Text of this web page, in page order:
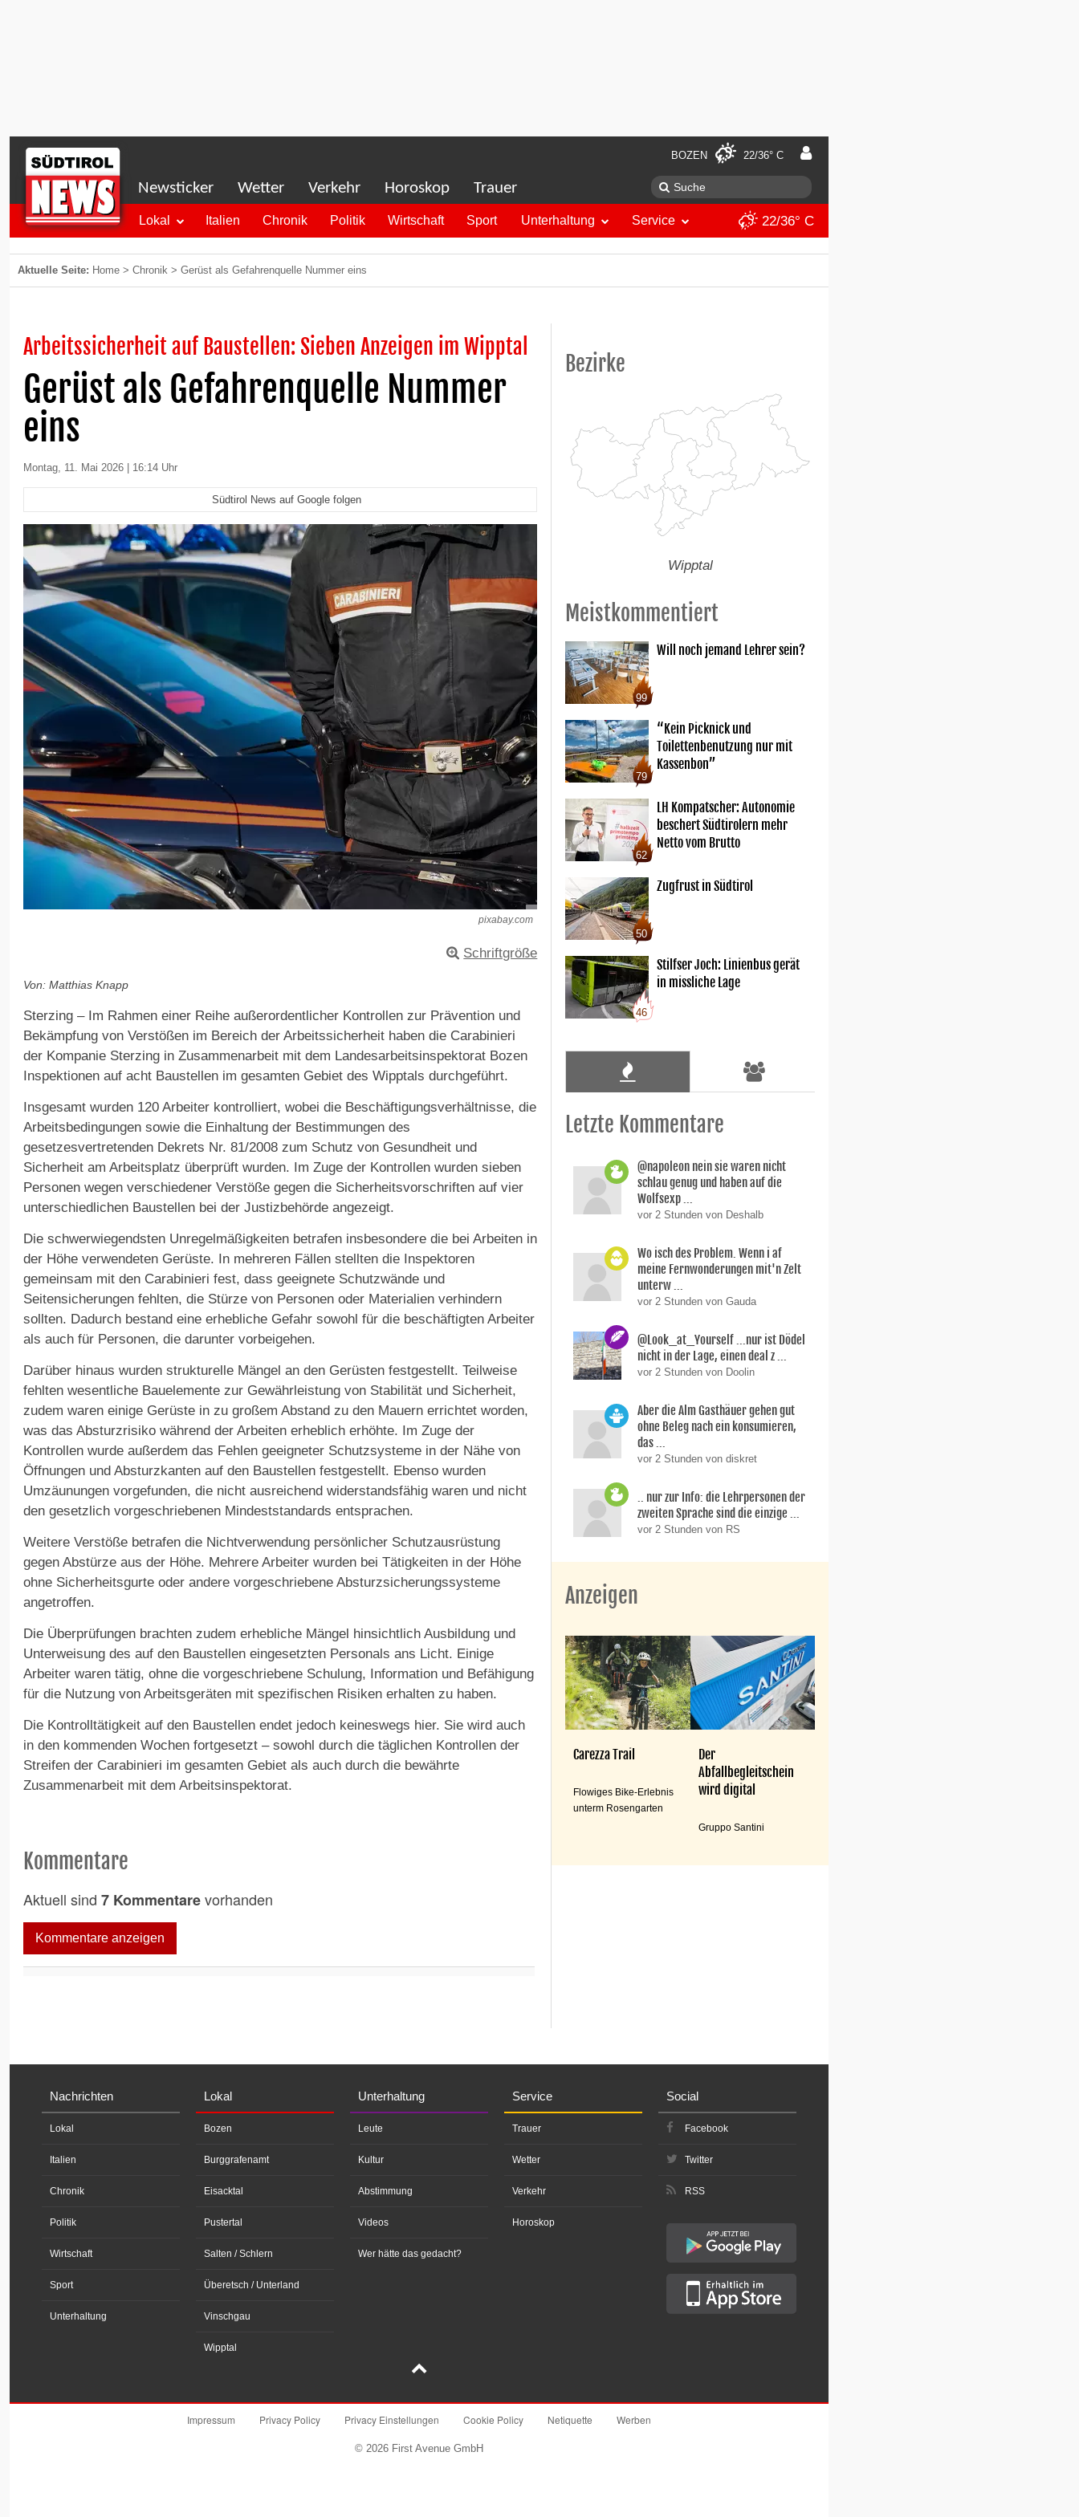
BOZEN 22/36° C
Newsticker Wetter Verkehr Horoskop Trauer
Lokal Italien Chronik Politik Wirtschaft Sport Unterhaltung Service 22/36° C
Aktuelle Seite: Home > Chronik > Gerüst als Gefahrenquelle Nummer eins
Arbeitssicherheit auf Baustellen: Sieben Anzeigen im Wipptal
Gerüst als Gefahrenquelle Nummer
eins
Montag, 11. Mai 2026 | 16:14 Uhr
Südtirol News auf Google folgen
pixabay.com
Schriftgröße
Von: Matthias Knapp
Sterzing – Im Rahmen einer Reihe außerordentlicher Kontrollen zur Prävention und
Bekämpfung von Verstößen im Bereich der Arbeitssicherheit haben die Carabinieri
der Kompanie Sterzing in Zusammenarbeit mit dem Landesarbeitsinspektorat Bozen
Inspektionen auf acht Baustellen im gesamten Gebiet des Wipptals durchgeführt.
Insgesamt wurden 120 Arbeiter kontrolliert, wobei die Beschäftigungsverhältnisse, die
Arbeitsbedingungen sowie die Einhaltung der Bestimmungen des
gesetzesvertretenden Dekrets Nr. 81/2008 zum Schutz von Gesundheit und
Sicherheit am Arbeitsplatz überprüft wurden. Im Zuge der Kontrollen wurden sieben
Personen wegen verschiedener Verstöße gegen die Sicherheitsvorschriften auf vier
unterschiedlichen Baustellen bei der Justizbehörde angezeigt.
Die schwerwiegendsten Unregelmäßigkeiten betrafen insbesondere die bei Arbeiten in
der Höhe verwendeten Gerüste. In mehreren Fällen stellten die Inspektoren
gemeinsam mit den Carabinieri fest, dass geeignete Schutzwände und
Seitensicherungen fehlten, die Stürze von Personen oder Materialien verhindern
sollten. Dadurch bestand eine erhebliche Gefahr sowohl für die beschäftigten Arbeiter
als auch für Personen, die darunter vorbeigehen.
Darüber hinaus wurden strukturelle Mängel an den Gerüsten festgestellt. Teilweise
fehlten wesentliche Bauelemente zur Gewährleistung von Stabilität und Sicherheit,
zudem waren einige Gerüste in zu großem Abstand zu den Mauern errichtet worden,
was das Absturzrisiko während der Arbeiten erheblich erhöhte. Im Zuge der
Kontrollen wurde außerdem das Fehlen geeigneter Schutzsysteme in der Nähe von
Öffnungen und Absturzkanten auf den Baustellen festgestellt. Ebenso wurden
Umzäunungen vorgefunden, die nicht ausreichend widerstandsfähig waren und nicht
den gesetzlich vorgeschriebenen Mindeststandards entsprachen.
Weitere Verstöße betrafen die Nichtverwendung persönlicher Schutzausrüstung
gegen Abstürze aus der Höhe. Mehrere Arbeiter wurden bei Tätigkeiten in der Höhe
ohne Sicherheitsgurte oder andere vorgeschriebene Absturzsicherungssysteme
angetroffen.
Die Überprüfungen brachten zudem erhebliche Mängel hinsichtlich Ausbildung und
Unterweisung des auf den Baustellen eingesetzten Personals ans Licht. Einige
Arbeiter waren tätig, ohne die vorgeschriebene Schulung, Information und Befähigung
für die Nutzung von Arbeitsgeräten mit spezifischen Risiken erhalten zu haben.
Die Kontrolltätigkeit auf den Baustellen endet jedoch keineswegs hier. Sie wird auch
in den kommenden Wochen fortgesetzt – sowohl durch die täglichen Kontrollen der
Streifen der Carabinieri im gesamten Gebiet als auch durch die bewährte
Zusammenarbeit mit dem Arbeitsinspektorat.
Kommentare
Aktuell sind 7 Kommentarevorhanden
Kommentare anzeigen
Bezirke
Wipptal
Meistkommentiert
99
Will noch jemand Lehrer sein?
79
“Kein Picknick und
Toilettenbenutzung nur mit
Kassenbon”
62
LH Kompatscher: Autonomie
beschert Südtirolern mehr
Netto vom Brutto
50
Zugfrust in Südtirol
46
Stilfser Joch: Linienbus gerät
in missliche Lage
Letzte Kommentare
@napoleon nein sie waren nicht
schlau genug und haben auf die
Wolfsexp ...
vor 2 Stunden von Deshalb
Wo isch des Problem. Wenn i af
meine Fernwonderungen mit'n Zelt
unterw ...
vor 2 Stunden von Gauda
@Look_at_Yourself ...nur ist Dödel
nicht in der Lage, einen deal z ...
vor 2 Stunden von Doolin
Aber die Alm Gasthäuer gehen gut
ohne Beleg nach ein konsumieren,
das ...
vor 2 Stunden von diskret
.. nur zur Info: die Lehrpersonen der
zweiten Sprache sind die einzige ...
vor 2 Stunden von RS
Anzeigen
Carezza Trail
Flowiges Bike-Erlebnis
unterm Rosengarten
Der
Abfallbegleitschein
wird digital
Gruppo Santini
Nachrichten
Lokal
Italien
Chronik
Politik
Wirtschaft
Sport
Unterhaltung
Lokal
Bozen
Burggrafenamt
Eisacktal
Pustertal
Salten / Schlern
Überetsch / Unterland
Vinschgau
Wipptal
Unterhaltung
Leute
Kultur
Abstimmung
Videos
Wer hätte das gedacht?
Service
Trauer
Wetter
Verkehr
Horoskop
Social
Facebook
Twitter
RSS
Impressum Privacy Policy Privacy Einstellungen Cookie Policy Netiquette Werben
© 2026 First Avenue GmbH